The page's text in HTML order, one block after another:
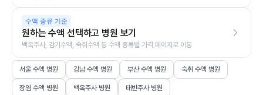
수액 종류 기준
원하는 수액 선택하고 병원 보기
백옥주사, 감기수액, 숙취수액 등 수액 종류별 가격 페이지로 이동
서울 수액 병원 강남 수액 병원 부산 수액 병원 숙취 수액 병원
장염 수액 병원 백옥주사 병원 태반주사 병원